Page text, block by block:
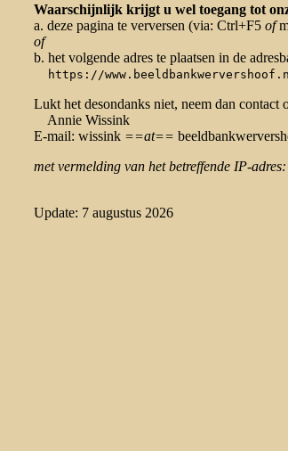
Waarschijnlijk krijgt u wel toegang tot
a. deze pagina te verversen (via: Ctrl+F5 of
of
b. het volgende adres te plaatsen in de
https://
Lukt het desondanks niet, neem dan contact
Annie Wissink
E-mail: wissink ==at==
met vermelding van het betreffende IP-adres:
Update: 7 augustus 2026